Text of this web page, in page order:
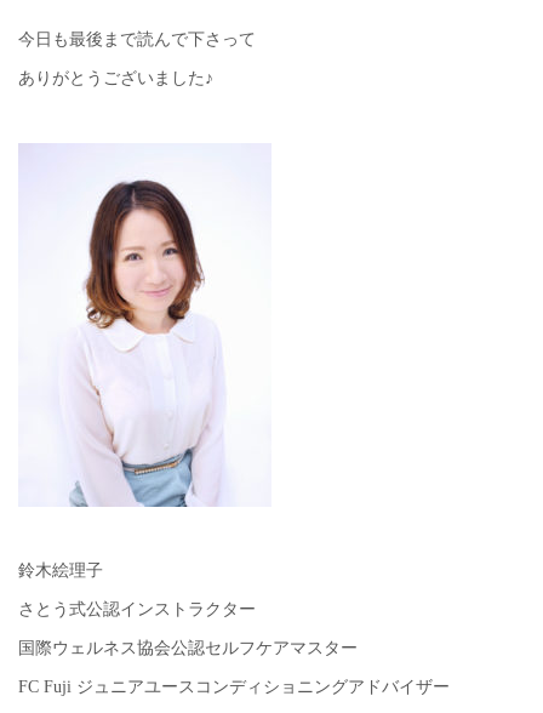
今日も最後まで読んで下さって
ありがとうございました♪
鈴木絵理子
さとう式公認インストラクター
国際ウェルネス協会公認セルフケアマスター
FC Fuji ジュニアユースコンディショニングアドバイザー